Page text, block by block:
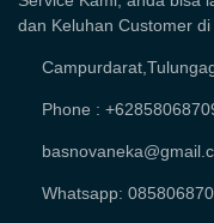
dan Keluhan Customer
Phone :
Whatsapp: